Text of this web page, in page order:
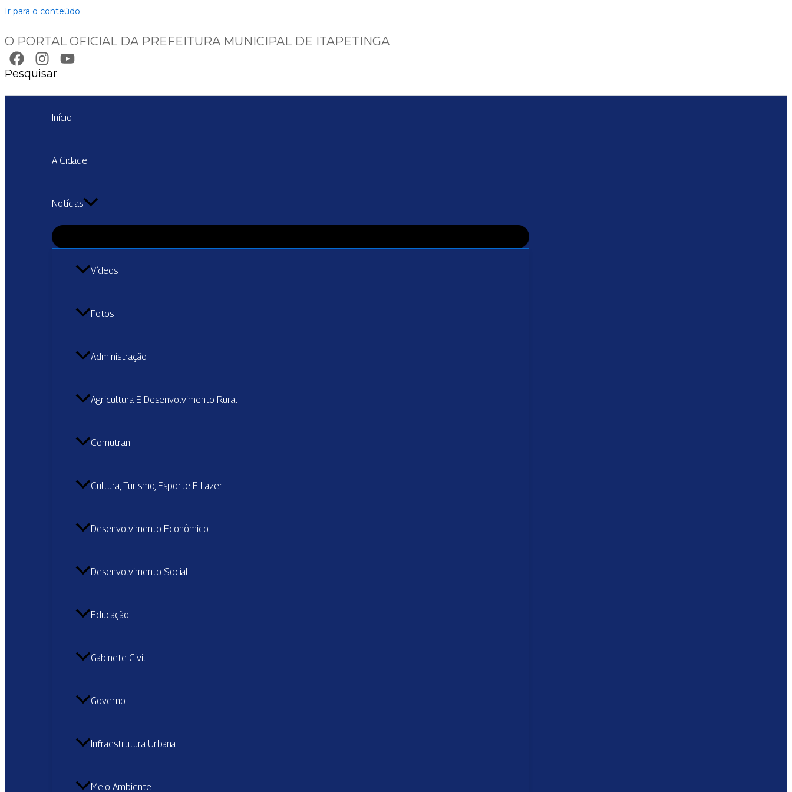
Ir para o conteúdo
O PORTAL OFICIAL DA PREFEITURA MUNICIPAL DE ITAPETINGA
Pesquisar
Início
A Cidade
Notícias
Vídeos
Fotos
Administração
Agricultura E Desenvolvimento Rural
Comutran
Cultura, Turismo, Esporte E Lazer
Desenvolvimento Econômico
Desenvolvimento Social
Educação
Gabinete Civil
Governo
Infraestrutura Urbana
Meio Ambiente